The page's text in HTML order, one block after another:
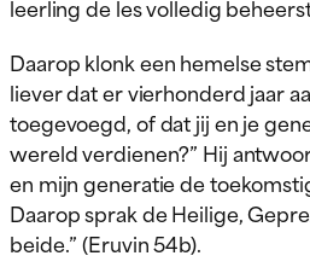
leerling de les volledig
Daarop klonk een hemelse
liever dat er vierhonderd jaar
toegevoegd, of dat jij en je
wereld verdienen?” Hij
en mijn generatie de
Daarop sprak de Heilige,
beide.” (Eruvin 54b).